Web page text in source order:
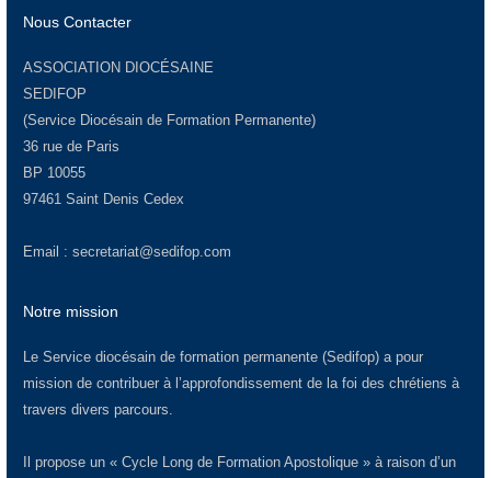
Nous Contacter
ASSOCIATION DIOCÉSAINE
SEDIFOP
(Service Diocésain de Formation Permanente)
36 rue de Paris
BP 10055
97461 Saint Denis Cedex
Email : secretariat@sedifop.com
Notre mission
Le Service diocésain de formation permanente (Sedifop) a pour
mission de contribuer à l’approfondissement de la foi des chrétiens à
travers divers parcours.
Il propose un « Cycle Long de Formation Apostolique » à raison d’un